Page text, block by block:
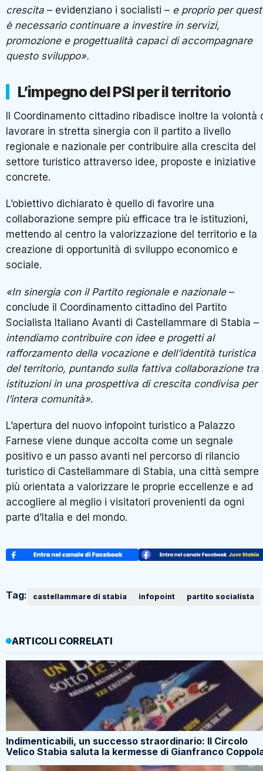
crescita – evidenziano i socialisti – e proprio per
è necessario continuare a investire in servizi,
promozione e progettualità capaci di accompagnare
questo sviluppo».
L’impegno del PSI per il territorio
Il Coordinamento cittadino ribadisce inoltre la volontà
lavorare in stretta sinergia con il partito a livello
regionale e nazionale per contribuire alla crescita del
settore turistico attraverso idee, proposte e iniziative
concrete.
L’obiettivo dichiarato è quello di favorire una
collaborazione sempre più efficace tra le istituzioni,
mettendo al centro la valorizzazione del territorio e la
creazione di opportunità di sviluppo economico e
sociale.
«In sinergia con il Partito regionale e nazionale –
conclude il Coordinamento cittadino del Partito
Socialista Italiano Avanti di Castellammare di Stabia –
intendiamo contribuire con idee e progetti al
rafforzamento della vocazione e dell’identità turistica
del territorio, puntando sulla fattiva collaborazione tra
istituzioni in una prospettiva di crescita condivisa per
l’intera comunità».
L’apertura del nuovo infopoint turistico a Palazzo
Farnese viene dunque accolta come un segnale
positivo e un passo avanti nel percorso di rilancio
turistico di Castellammare di Stabia, una città sempre
più orientata a valorizzare le proprie eccellenze e ad
accogliere al meglio i visitatori provenienti da ogni
parte d’Italia e del mondo.
Tag: castellammare di stabia infopoint partito socialista
ARTICOLI CORRELATI
Indimenticabili, un successo straordinario: Il Circolo
Velico Stabia saluta la kermesse di Gianfranco